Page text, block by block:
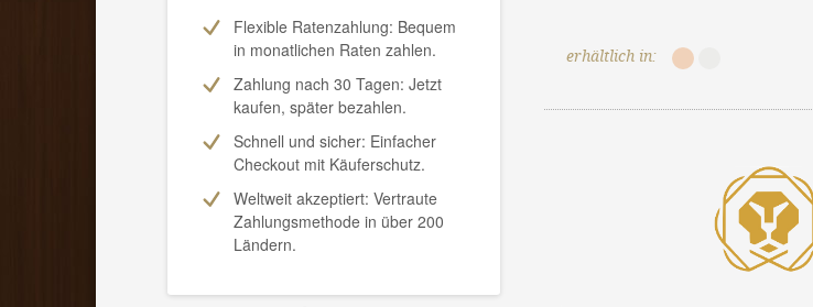
erhältlich in:
Flexible Ratenzahlung: Bequem
in monatlichen Raten zahlen.
Zahlung nach 30 Tagen: Jetzt
kaufen, später bezahlen.
Schnell und sicher: Einfacher
Checkout mit Käuferschutz.
Weltweit akzeptiert: Vertraute
Zahlungsmethode in über 200
Ländern.